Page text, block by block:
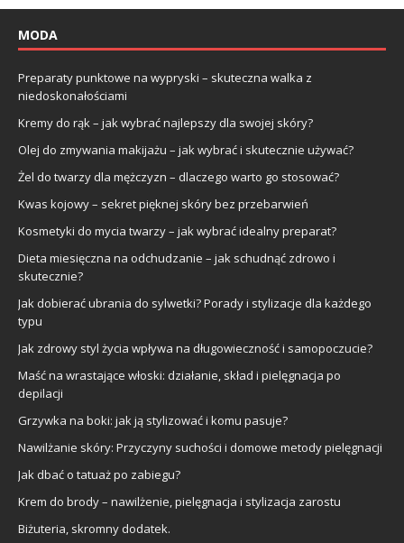
MODA
Preparaty punktowe na wypryski – skuteczna walka z
niedoskonałościami
Kremy do rąk – jak wybrać najlepszy dla swojej skóry?
Olej do zmywania makijażu – jak wybrać i skutecznie używać?
Żel do twarzy dla mężczyzn – dlaczego warto go stosować?
Kwas kojowy – sekret pięknej skóry bez przebarwień
Kosmetyki do mycia twarzy – jak wybrać idealny preparat?
Dieta miesięczna na odchudzanie – jak schudnąć zdrowo i
skutecznie?
Jak dobierać ubrania do sylwetki? Porady i stylizacje dla każdego
typu
Jak zdrowy styl życia wpływa na długowieczność i samopoczucie?
Maść na wrastające włoski: działanie, skład i pielęgnacja po
depilacji
Grzywka na boki: jak ją stylizować i komu pasuje?
Nawilżanie skóry: Przyczyny suchości i domowe metody pielęgnacji
Jak dbać o tatuaż po zabiegu?
Krem do brody – nawilżenie, pielęgnacja i stylizacja zarostu
Biżuteria, skromny dodatek.